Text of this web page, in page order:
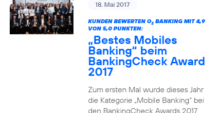
18. Mai 2017
KUNDEN BEWERTEN O2BANKING MIT 4,9
VON 5,0 PUNKTEN:
„Bestes Mobiles
Banking“ beim
BankingCheck Award
2017
Zum ersten Mal wurde dieses Jahr
die Kategorie „Mobile Banking“ bei
den BankingCheck Awards 2017